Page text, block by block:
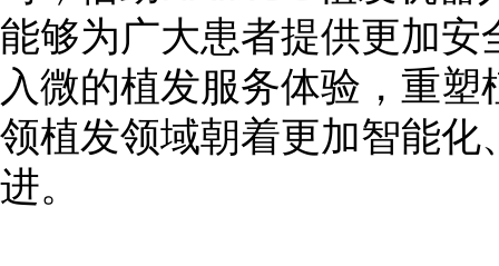
能够为广大患者提供更加
入微的植发服务体验，重
领植发领域朝着更加智能
进。